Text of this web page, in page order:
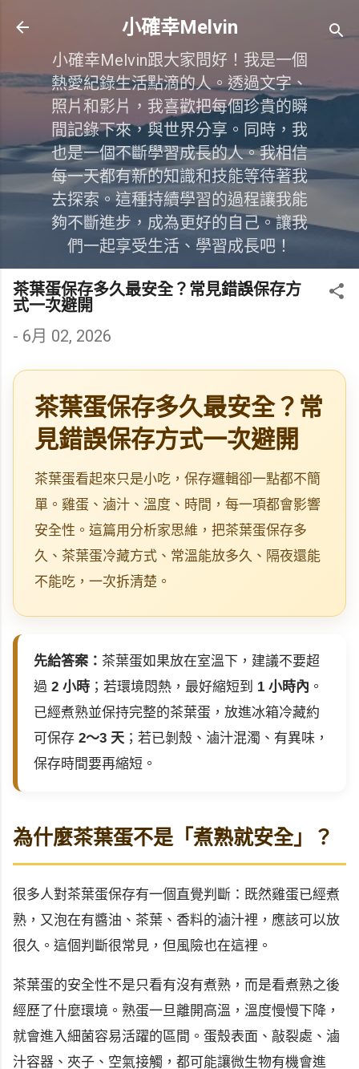
跳到主要內容
小確幸Melvin
小確幸Melvin跟大家問好！我是一個
熱愛紀錄生活點滴的人。透過文字、
照片和影片，我喜歡把每個珍貴的瞬
間記錄下來，與世界分享。同時，我
也是一個不斷學習成長的人。我相信
每一天都有新的知識和技能等待著我
去探索。這種持續學習的過程讓我能
夠不斷進步，成為更好的自己。讓我
們一起享受生活、學習成長吧！
茶葉蛋保存多久最安全？常見錯誤保存方
式一次避開
- 6月 02, 2026
茶葉蛋保存多久最安全？常
見錯誤保存方式一次避開
茶葉蛋看起來只是小吃，保存邏輯卻一點都不簡
單。雞蛋、滷汁、溫度、時間，每一項都會影響
安全性。這篇用分析家思維，把茶葉蛋保存多
久、茶葉蛋冷藏方式、常溫能放多久、隔夜還能
不能吃，一次拆清楚。
先給答案： 茶葉蛋如果放在室溫下，建議不要超
過 2 小時 ；若環境悶熱，最好縮短到 1 小時內 。
已經煮熟並保持完整的茶葉蛋，放進冰箱冷藏約
可保存 2～3 天 ；若已剝殼、滷汁混濁、有異味，
保存時間要再縮短。
為什麼茶葉蛋不是「煮熟就安全」？
很多人對茶葉蛋保存有一個直覺判斷：既然雞蛋已經煮
熟，又泡在有醬油、茶葉、香料的滷汁裡，應該可以放
很久。這個判斷很常見，但風險也在這裡。
茶葉蛋的安全性不是只看有沒有煮熟，而是看煮熟之後
經歷了什麼環境。熟蛋一旦離開高溫，溫度慢慢下降，
就會進入細菌容易活躍的區間。蛋殼表面、敲裂處、滷
汁容器、夾子、空氣接觸，都可能讓微生物有機會進